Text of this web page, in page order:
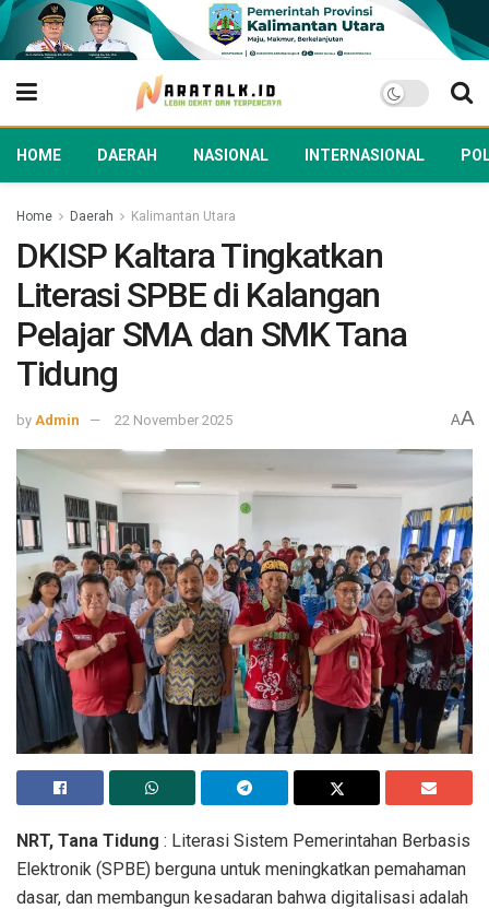
HOME DAERAH NASIONAL INTERNASIONAL
Home Daerah Kalimantan Utara
DKISP Kaltara Tingkatkan
Literasi SPBE di Kalangan
Pelajar SMA dan SMK Tana
Tidung
by Admin 22 November 2025 AA
NRT, Tana Tidung : Literasi Sistem Pemerintahan Berbasis
Elektronik (SPBE) berguna untuk meningkatkan pemahaman
dasar, dan membangun kesadaran bahwa digitalisasi adalah